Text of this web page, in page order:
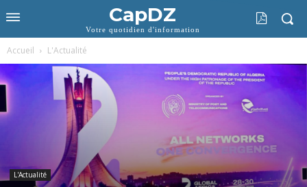
CapDZ
Votre quotidien d'information
Accueil L'Actualité
L'Actualité